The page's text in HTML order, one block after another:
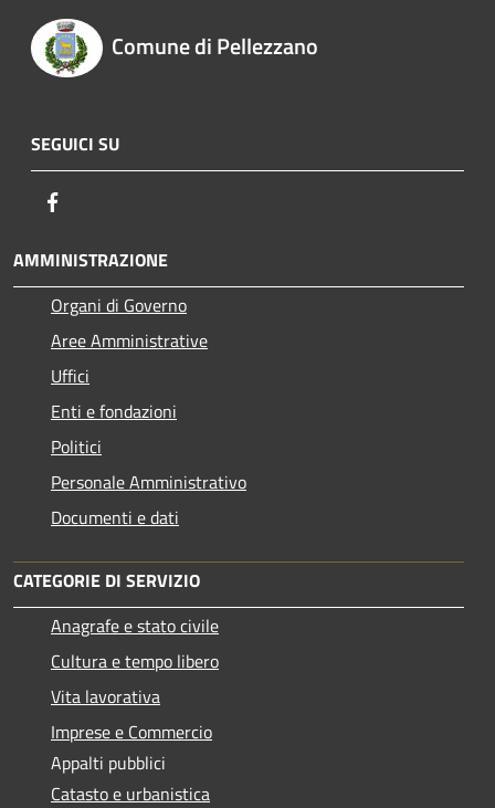
Comune di Pellezzano
SEGUICI SU
AMMINISTRAZIONE
Organi di Governo
Aree Amministrative
Uffici
Enti e fondazioni
Politici
Personale Amministrativo
Documenti e dati
CATEGORIE DI SERVIZIO
Anagrafe e stato civile
Cultura e tempo libero
Vita lavorativa
Imprese e Commercio
Appalti pubblici
Catasto e urbanistica